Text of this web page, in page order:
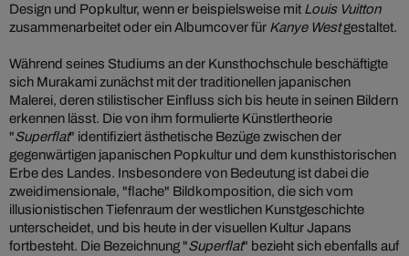
Design und Popkultur, wenn er beispielsweise mit Louis Vuitton
zusammenarbeitet oder ein Albumcover für Kanye Westgestaltet.
Während seines Studiums an der Kunsthochschule beschäftigte
sich Murakami zunächst mit der traditionellen japanischen
Malerei, deren stilistischer Einfluss sich bis heute in seinen Bildern
erkennen lässt. Die von ihm formulierte Künstlertheorie
"Superflat" identifiziert ästhetische Bezüge zwischen der
gegenwärtigen japanischen Popkultur und dem kunsthistorischen
Erbe des Landes. Insbesondere von Bedeutung ist dabei die
zweidimensionale, "flache" Bildkomposition, die sich vom
illusionistischen Tiefenraum der westlichen Kunstgeschichte
unterscheidet, und bis heute in der visuellen Kultur Japans
fortbesteht. Die Bezeichnung "Superflat" bezieht sich ebenfalls auf